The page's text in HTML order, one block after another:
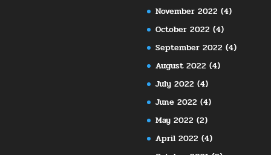
November 2022 (4)
October 2022 (4)
September 2022 (4)
August 2022 (4)
July 2022 (4)
June 2022 (4)
May 2022 (2)
April 2022 (4)